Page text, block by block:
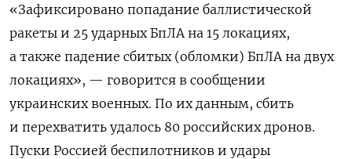
«Зафиксировано попадание баллистической
ракеты и 25 ударных БпЛА на 15 локациях,
а также падение сбитых (обломки) БпЛА на двух
локациях», — говорится в сообщении
украинских военных. По их данным, сбить
и перехватить удалось 80 российских дронов.
Пуски Россией беспилотников и удары